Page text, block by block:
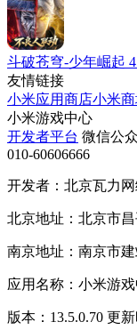
斗破苍穹-少年崛起
友情链接
小米应用商店小米
小米游戏中心
开发者平台 微信公
010-60606666
开发者：北京瓦力
北京地址：北京市
南京地址：南京市
应用名称：小米游
版本：13.5.0.70 更